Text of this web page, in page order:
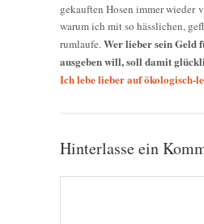
gekauften Hosen immer wieder
warum ich mit so hässlichen,
rumlaufe.Wer lieber sein Geld
ausgeben will, soll damit
Ich lebe lieber auf ökologisch-
Hinterlasse ein